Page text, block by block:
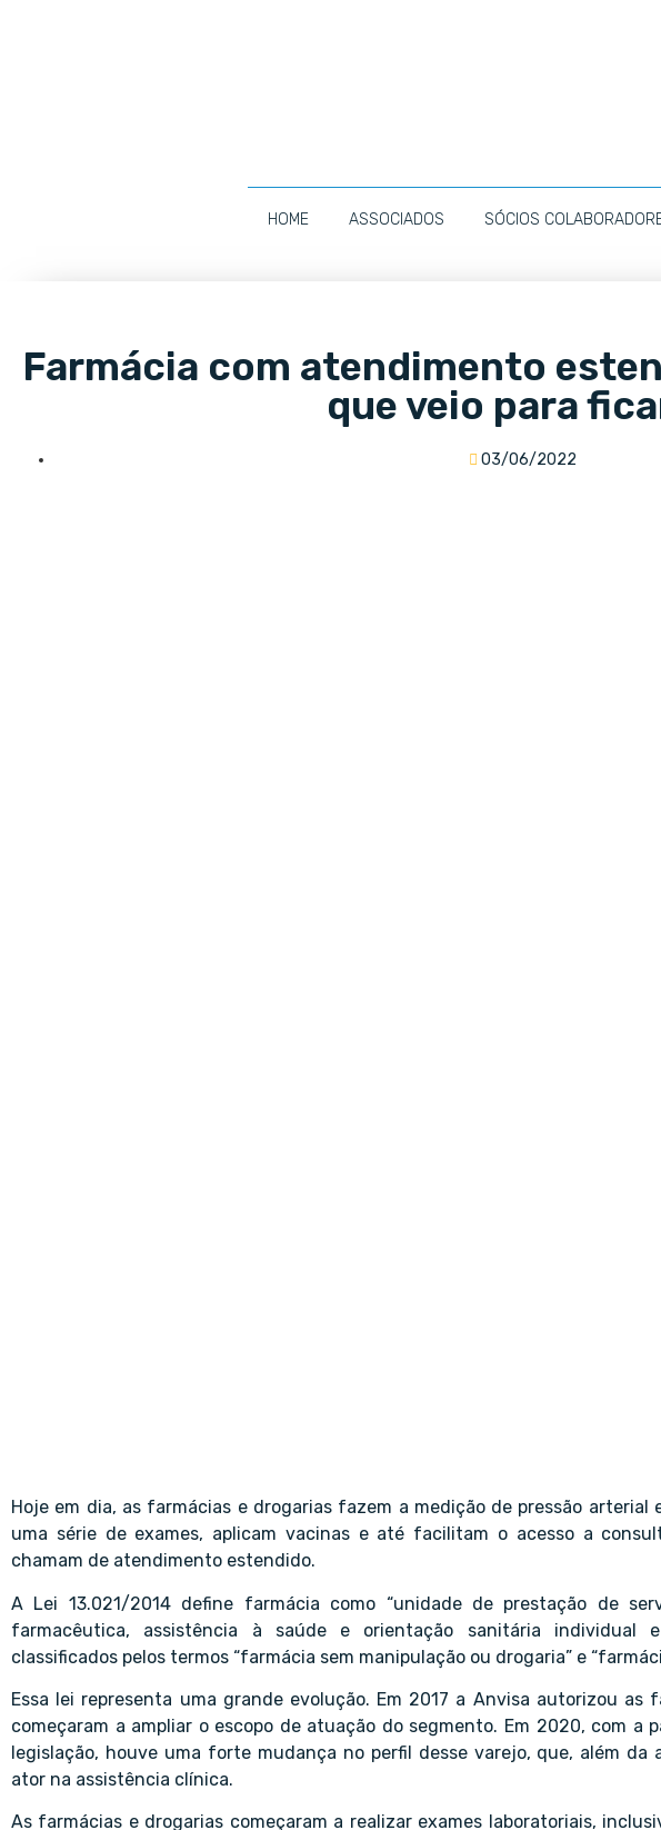
HOME ASSOCIADOS SÓCIOS
Farmácia com atendimento
que veio para
03/06/2022
Hoje em dia, as farmácias e drogarias fazem a medição de pressão
uma série de exames, aplicam vacinas e até facilitam o acesso a
chamam de atendimento estendido.
A Lei 13.021/2014 define farmácia como “unidade de prestação de
farmacêutica, assistência à saúde e orientação sanitária individual
classificados pelos termos “farmácia sem manipulação ou drogaria” e
Essa lei representa uma grande evolução. Em 2017 a Anvisa autorizou as
começaram a ampliar o escopo de atuação do segmento. Em 2020, com a
legislação, houve uma forte mudança no perfil desse varejo, que, além da
ator na assistência clínica.
As farmácias e drogarias começaram a realizar exames laboratoriais,